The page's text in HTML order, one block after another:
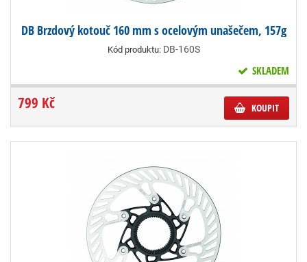
DB Brzdový kotouč 160 mm s ocelovým unašečem, 157g
Kód produktu: DB-160S
SKLADEM
799 Kč KOUPIT